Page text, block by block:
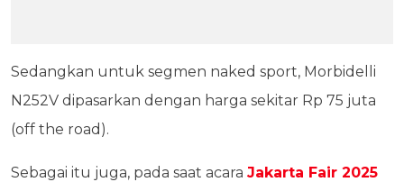
Sedangkan untuk segmen naked sport, Morbidelli
N252V dipasarkan dengan harga sekitar Rp 75 juta
(off the road).
Sebagai itu juga, pada saat acara Jakarta Fair 2025